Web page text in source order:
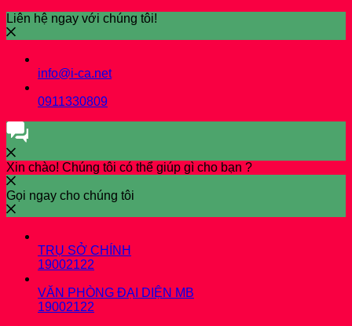
Liên hệ ngay với chúng tôi!
info@i-ca.net
0911330809
Xin chào! Chúng tôi có thể giúp gì cho bạn ?
Gọi ngay cho chúng tôi
TRỤ SỞ CHÍNH
19002122
VĂN PHÒNG ĐẠI DIỆN MB
19002122